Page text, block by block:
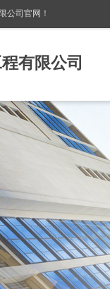
公司 官网！
有限公司